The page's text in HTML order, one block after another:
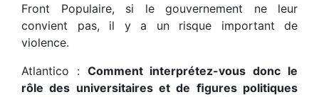
Front Populaire, si le gouvernement ne leur
convient pas, il y a un risque important de
violence.
Atlantico : Comment interprétez-vous donc le
rôle des universitaires et de ﬁgures politiques